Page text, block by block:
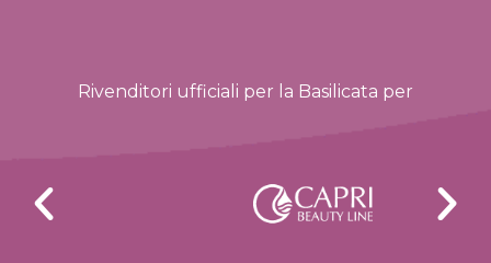
Rivenditori ufficiali per la Basilicata per